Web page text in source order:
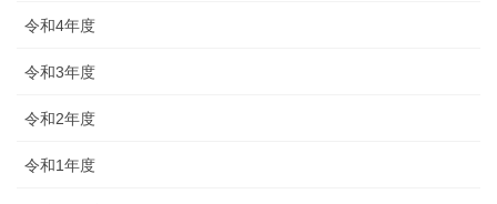
令和4年度
令和3年度
令和2年度
令和1年度